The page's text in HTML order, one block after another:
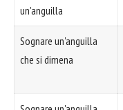
un'anguilla
Sognare un'anguilla
che si dimena